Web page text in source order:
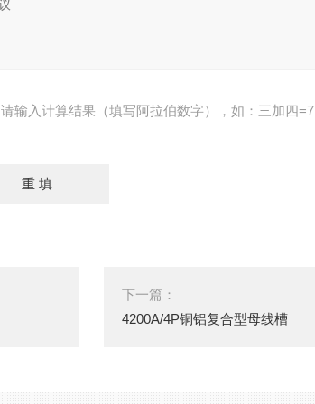
请输入计算结果（填写阿拉伯数字），如：三加四=7
下一篇：
4200A/4P铜铝复合型母线槽